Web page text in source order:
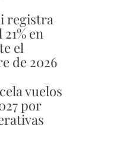
registra
en
el
de 2026
vuelos
por